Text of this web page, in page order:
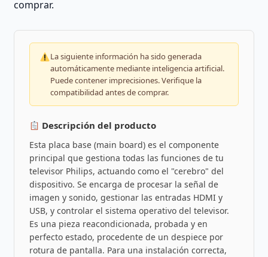
comprar.
La siguiente información ha sido generada
automáticamente mediante inteligencia artificial.
Puede contener imprecisiones. Verifique la
compatibilidad antes de comprar.
Descripción del producto
Esta placa base (main board) es el componente
principal que gestiona todas las funciones de tu
televisor Philips, actuando como el "cerebro" del
dispositivo. Se encarga de procesar la señal de
imagen y sonido, gestionar las entradas HDMI y
USB, y controlar el sistema operativo del televisor.
Es una pieza reacondicionada, probada y en
perfecto estado, procedente de un despiece por
rotura de pantalla. Para una instalación correcta,